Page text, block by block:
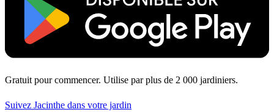
Gratuit pour commencer. Utilise par plus de 2 000 jardiniers.
Suivez Jacinthe dans votre jardin